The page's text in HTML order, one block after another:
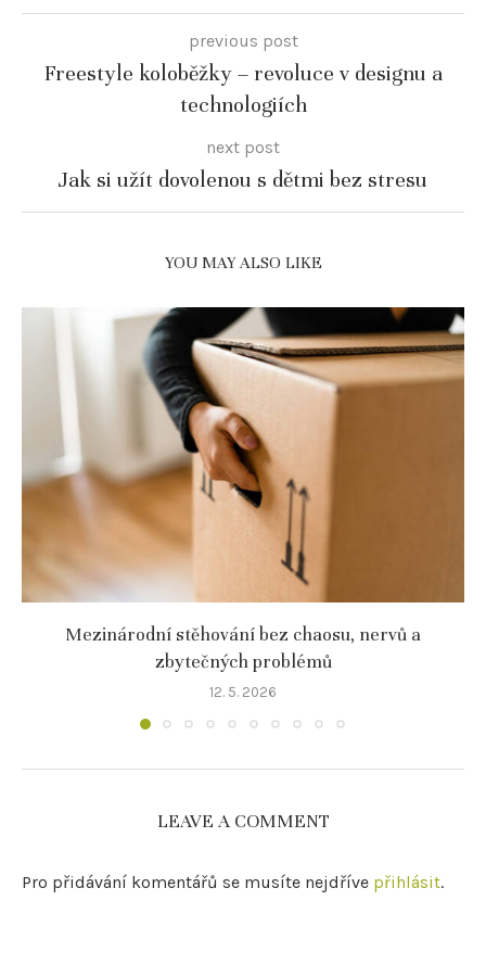
previous post
Freestyle koloběžky – revoluce v designu a
technologiích
next post
Jak si užít dovolenou s dětmi bez stresu
YOU MAY ALSO LIKE
Mezinárodní stěhování bez chaosu, nervů a
zbytečných problémů
12. 5. 2026
LEAVE A COMMENT
Pro přidávání komentářů se musíte nejdříve přihlásit.